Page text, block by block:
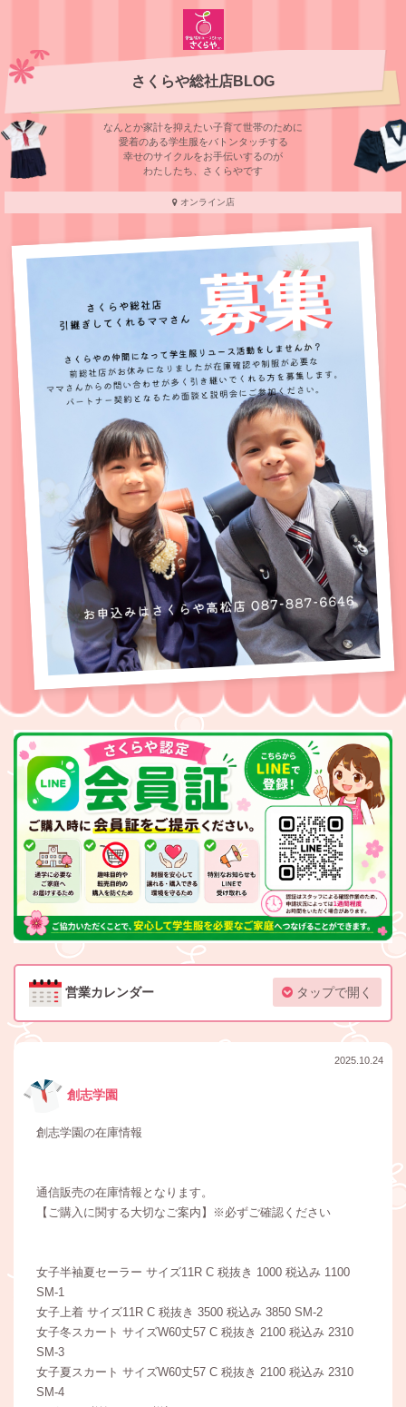
さくらや総社店BLOG
なんとか家計を抑えたい子育て世帯のために
愛着のある学⽣服をバトンタッチする
幸せのサイクルをお⼿伝いするのが
わたしたち、さくらやです
オンライン店
営業カレンダー タップで開く
2025.10.24
創志学園
創志学園の在庫情報
通信販売の在庫情報となります。
【ご購入に関する大切なご案内】※必ずご確認ください
女子半袖夏セーラー サイズ11R C 税抜き 1000 税込み 1100
SM-1
女子上着 サイズ11R C 税抜き 3500 税込み 3850 SM-2
女子冬スカート サイズW60丈57 C 税抜き 2100 税込み 2310
SM-3
女子夏スカート サイズW60丈57 C 税抜き 2100 税込み 2310
SM-4